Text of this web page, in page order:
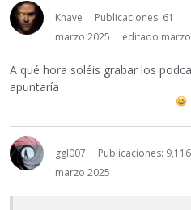
Knave
Publicaciones: 61
marzo 2025
editado
A qué hora soléis grabar los
apuntaría
ggl007
Publicaciones: 9,116
marzo 2025